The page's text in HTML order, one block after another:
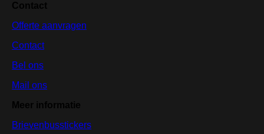
Contact
Offerte aanvragen
Contact
Bel ons
Mail ons
Meer informatie
Brievenbusstickers